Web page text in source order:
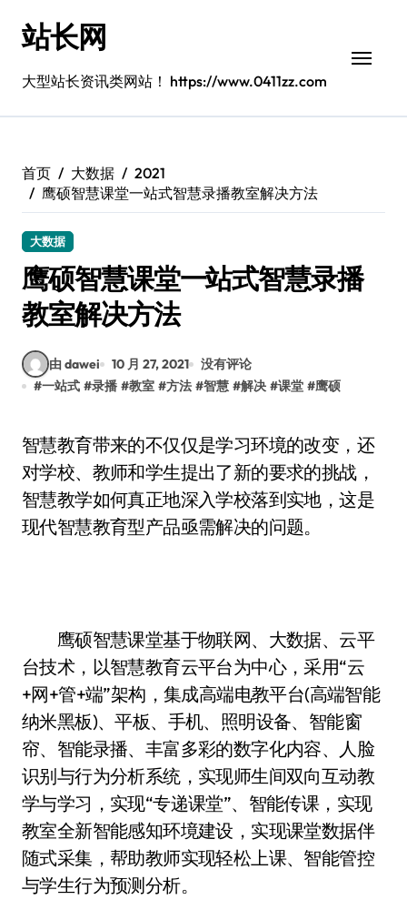
站长网
大型站长资讯类网站！ https://www.0411zz.com
首页 大数据
2021
鹰硕智慧课堂一站式智慧录播教室解决方法
大数据
鹰硕智慧课堂一站式智慧录播
教室解决方法
由 dawei 10 月 27, 2021
没有评论
#一站式 #录播 #教室 #方法 #智慧 #解决 #课堂 #鹰硕
智慧教育带来的不仅仅是学习环境的改变，还
对学校、教师和学生提出了新的要求的挑战，
智慧教学如何真正地深入学校落到实地，这是
现代智慧教育型产品亟需解决的问题。
鹰硕智慧课堂基于物联网、大数据、云平
台技术，以智慧教育云平台为中心，采用“云
+网+管+端”架构，集成高端电教平台(高端智能
纳米黑板)、平板、手机、照明设备、智能窗
帘、智能录播、丰富多彩的数字化内容、人脸
识别与行为分析系统，实现师生间双向互动教
学与学习，实现“专递课堂”、智能传课，实现
教室全新智能感知环境建设，实现课堂数据伴
随式采集，帮助教师实现轻松上课、智能管控
与学生行为预测分析。